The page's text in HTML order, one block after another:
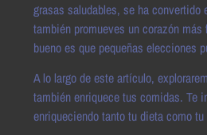
grasas saludables, se ha
también promueves un corazón
bueno es que pequeñas elecciones
A lo largo de este artículo,
también enriquece tus comidas. Te
enriqueciendo tanto tu dieta como